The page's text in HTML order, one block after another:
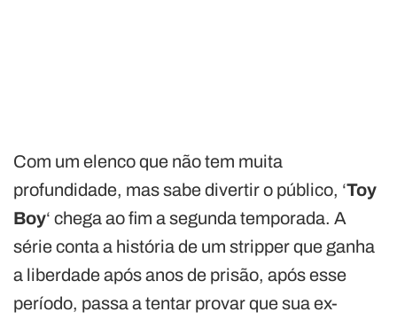
Com um elenco que não tem muita
profundidade, mas sabe divertir o público, ‘Toy
Boy‘ chega ao fim a segunda temporada. A
série conta a história de um stripper que ganha
a liberdade após anos de prisão, após esse
período, passa a tentar provar que sua ex-